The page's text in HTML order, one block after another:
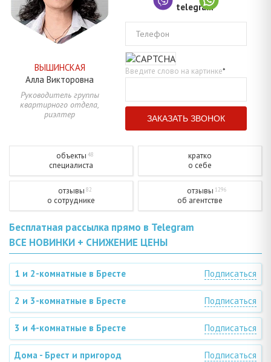
ВЫШИНСКАЯ
Алла Викторовна
Руководитель группы
квартирного отдела,
риэлтер
Телефон
Введите слово на картинке*
объекты 48
специалиста
кратко
о себе
отзывы 82
о сотруднике
отзывы 1296
об агентстве
Бесплатная рассылка прямо в Telegram
ВСЕ НОВИНКИ + СНИЖЕНИЕ ЦЕНЫ
1 и 2-комнатные в Бресте Подписаться
2 и 3-комнатные в Бресте Подписаться
3 и 4-комнатные в Бресте Подписаться
Дома - Брест и пригород Подписаться